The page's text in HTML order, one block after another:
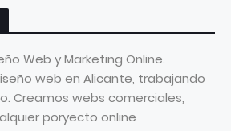
Web y Marketing Online.
web en Alicante, trabajando
Creamos webs comerciales,
poryecto online